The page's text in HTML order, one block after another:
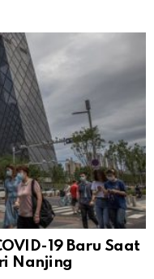
19 Baru Saat
Nanjing